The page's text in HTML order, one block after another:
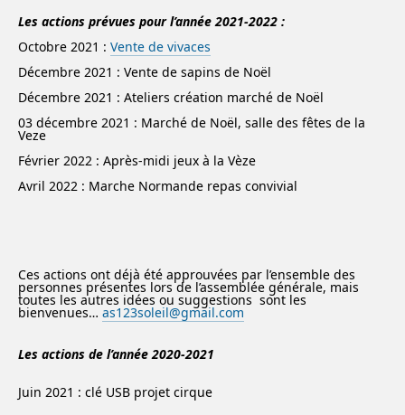
Les actions prévues pour l’année 2021-2022 :
Octobre 2021 : Vente de vivaces
Décembre 2021 : Vente de sapins de Noël
Décembre 2021 : Ateliers création marché de Noël
03 décembre 2021 : Marché de Noël, salle des fêtes de la
Veze
Février 2022 : Après-midi jeux à la Vèze
Avril 2022 : Marche Normande repas convivial
Ces actions ont déjà été approuvées par l’ensemble des
personnes présentes lors de l’assemblée générale, mais
toutes les autres idées ou suggestions sont les
bienvenues… as123soleil@gmail.com
Les actions de l’année 2020-2021
Juin 2021 : clé USB projet cirque